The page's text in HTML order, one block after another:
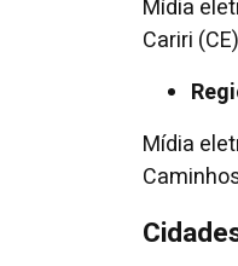
Mídia
Cariri (CE)
Mídia